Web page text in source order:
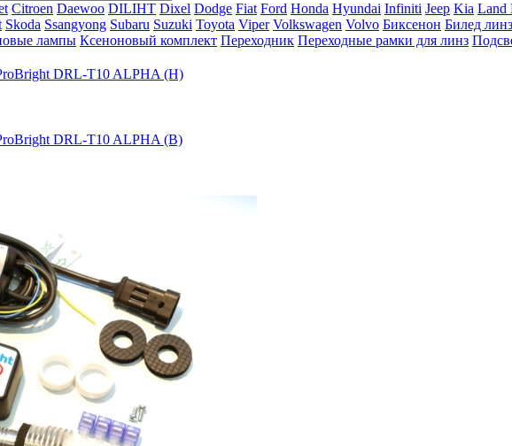
Citroen Daewoo DILIHT Dixel Dodge Fiat Ford Honda Hyundai Infiniti Jeep Kia Land
Skoda Ssangyong Subaru Suzuki Toyota Viper Volkswagen Volvo Биксенон Билед
лампы Ксеноновый комплект Переходник Переходные рамки для линз
DRL-T10 ALPHA (Н)
DRL-T10 ALPHA (В)